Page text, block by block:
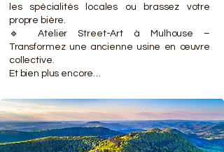
les spécialités locales ou brassez votre
propre bière.
🔹 Atelier Street-Art à Mulhouse –
Transformez une ancienne usine en œuvre
collective.
Et bien plus encore…